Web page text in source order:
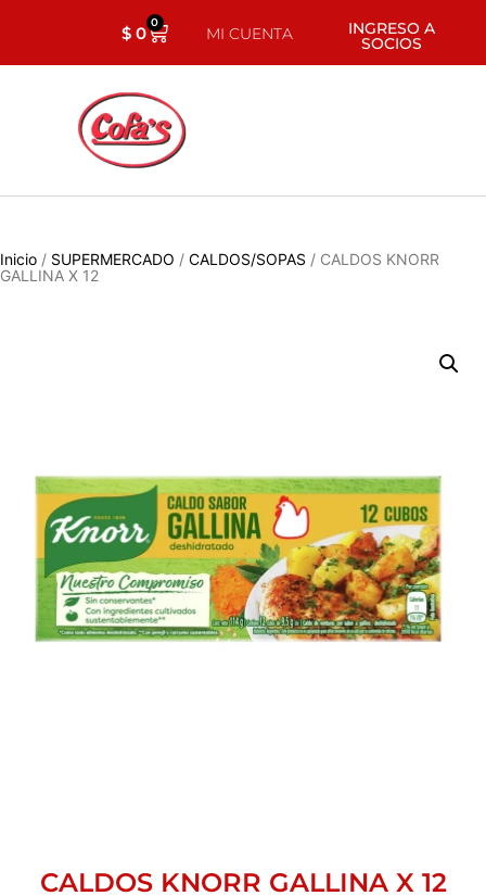
$0 0
MI CUENTA INGRESO A
SOCIOS
Inicio / SUPERMERCADO / CALDOS/SOPAS / CALDOS KNORR
GALLINA X 12
CALDOS KNORR GALLINA X 12